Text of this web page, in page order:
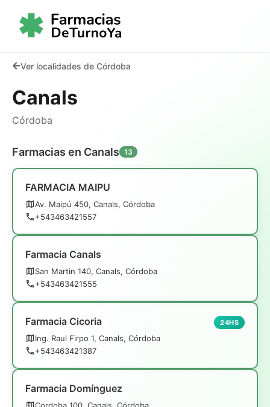
Ver localidades de Córdoba
Canals
Córdoba
Farmacias en Canals 13
FARMACIA MAIPU
Av. Maipú 450, Canals, Córdoba
+543463421557
Farmacia Canals
San Martin 140, Canals, Córdoba
+543463421555
Farmacia Cicoria
Ing. Raul Firpo 1, Canals, Córdoba
+543463421387
24HS
Farmacia Domínguez
Cordoba 100, Canals, Córdoba